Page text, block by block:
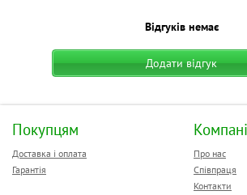
Відгуків немає
Додати відгук
Покупцям
Доставка і оплата
Гарантія
Про нас
Співпраця
Контакти